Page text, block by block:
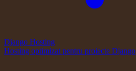
Django Hosting
Hosting optimizat pentru proiecte Django